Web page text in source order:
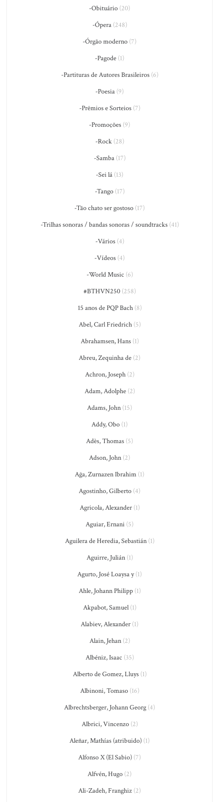
-Obituário (20)
-Ópera(248)
-Órgão moderno (7)
-Pagode (1)
-Partituras de Autores Brasileiros(6)
-Poesia (9)
-Prêmios e Sorteios(7)
-Promoções (9)
-Rock(28)
-Samba(17)
-Sei lá (13)
-Tango(17)
-Tão chato ser gostoso (17)
-Trilhas sonoras / bandas sonoras / soundtracks(41)
-Vários(4)
-Vídeos (4)
-World Music (6)
#BTHVN250(258)
15 anos de PQP Bach(8)
Abel, Carl Friedrich(5)
Abrahamsen, Hans(1)
Abreu, Zequinha de (2)
Achron, Joseph(2)
Adam, Adolphe(2)
Adams, John (15)
Addy, Obo (1)
Adès, Thomas (5)
Adson, John (2)
Ağa, Zurnazen Ibrahim (1)
Agostinho, Gilberto (4)
Agricola, Alexander(1)
Aguiar, Ernani (5)
Aguilera de Heredia, Sebastián(1)
Aguirre, Julián(1)
Agurto, José Loaysa y(1)
Ahle, Johann Philipp(1)
Akpabot, Samuel(1)
Alabiev, Alexander (1)
Alain, Jehan(2)
Albéniz, Isaac (35)
Alberto de Gomez, Lluys(1)
Albinoni, Tomaso(16)
Albrechtsberger, Johann Georg (4)
Albrici, Vincenzo(2)
Aleñar, Mathías (atribuido) (1)
Alfonso X (El Sabio) (7)
Alfvén, Hugo (2)
Ali-Zadeh, Franghiz (2)